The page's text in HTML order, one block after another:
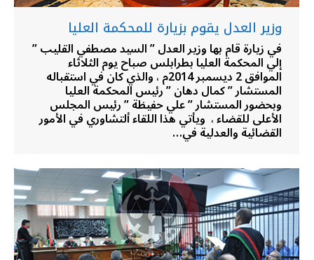
وزير العدل يقوم بزيارة للمحكمة العليا
في زيارة قام بها وزير العدل ” السيد مصطفي القليب ”
إلي المحكمة العليا بطرابلس صباح يوم الثلاثاء
الموافق 2 ديسمبر 2014م ، والذي كان في استقباله
المستشار ” كمال دهان ” رئيس المحكمة العليا
وبحضور المستشار ” علي حفيظة ” رئيس المجلس
الأعلى للقضاء ، ويأتي هذا اللقاء ألتشاوري في الأمور
القضائية والعدلية في…